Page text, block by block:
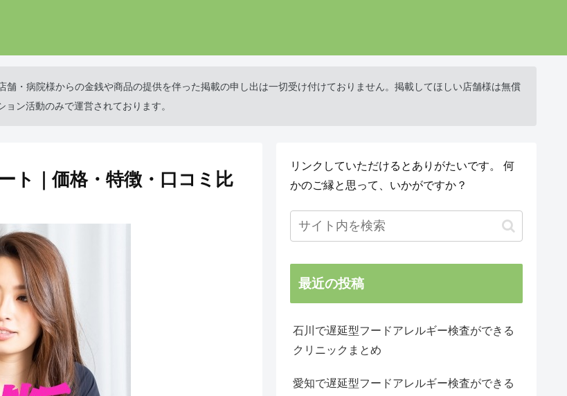
・病院様からの金銭や商品の提供を伴った掲載の申し出は一切受け付けておりません。掲載してほしい店舗様は無償
ン活動のみで運営されております。
ト｜価格・特徴・口コミ比
リンクしていただけるとありがたいです。 何
かのご縁と思って、いかがですか？
最近の投稿
石川で遅延型フードアレルギー検査ができる
クリニックまとめ
愛知で遅延型フードアレルギー検査ができる